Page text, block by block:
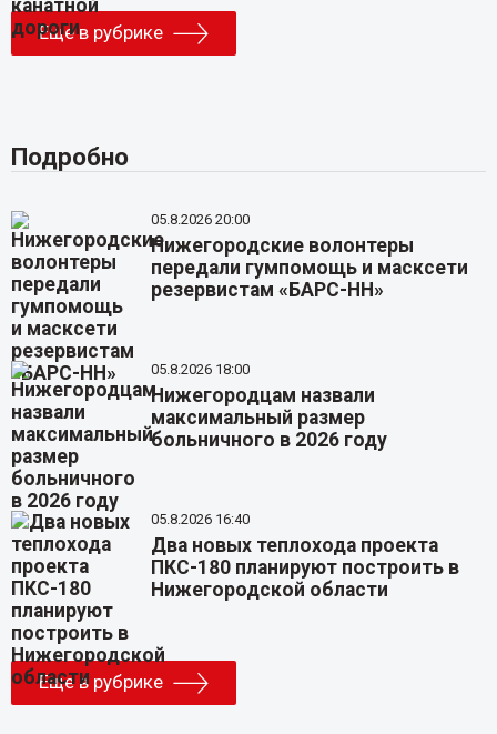
Еще в рубрике
Подробно
05.8.2026 20:00
Нижегородские волонтеры
передали гумпомощь и масксети
резервистам «БАРС-НН»
05.8.2026 18:00
Нижегородцам назвали
максимальный размер
больничного в 2026 году
05.8.2026 16:40
Два новых теплохода проекта
ПКС-180 планируют построить в
Нижегородской области
Еще в рубрике